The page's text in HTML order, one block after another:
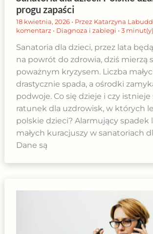
progu zapaści
18 kwietnia, 2026 • Przez Katarzyna
komentarz • Diagnoza i zabiegi • 3
Sanatoria dla dzieci, przez lata
na powrót do zdrowia, dziś mierzą
poważnym kryzysem. Liczba
drastycznie spada, a ośrodki
podwoje. Co się dzieje i czy istnieje
ratunek dla uzdrowisk, w których
polskie dzieci? Alarmujący spadek
małych kuracjuszy w sanatoriach
Dane są